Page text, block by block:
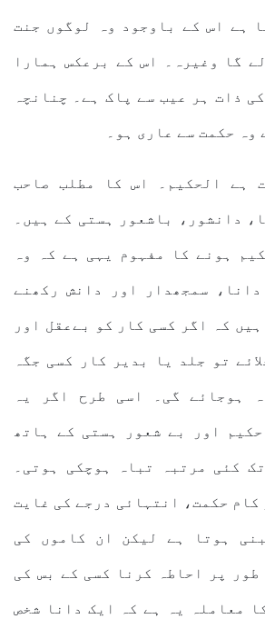
ہے اس کے باوجود وہ لوگوں جنت
گا وغیرہ۔ اس کے برعکس ہمارا
ذات ہر عیب سے پاک ہے۔ چنانچہ
وہ حکمت سے عاری ہو۔
ہے الحكيم۔ اس کا مطلب صاحب
دانشور، باشعور ہستی کے ہیں۔
ہونے کا مفہوم یہی ہے کہ وہ
دانا، سمجھدار اور دانش رکھنے
ہیں کہ اگر کسی کار کو بےعقل اور
تو جلد یا بدیر کار کسی جگہ
ہوجائے گی۔ اسی طرح اگر یہ
اور بے شعور ہستی کے ہاتھ
کئی مرتبہ تباہ ہوچکی ہوتی۔
کام حکمت، انتہائی درجے کی غایت
ہوتا ہے لیکن ان کاموں کی
طور پر احاطہ کرنا کسی کے بس کی
معاملہ یہ ہے کہ ایک دانا شخص